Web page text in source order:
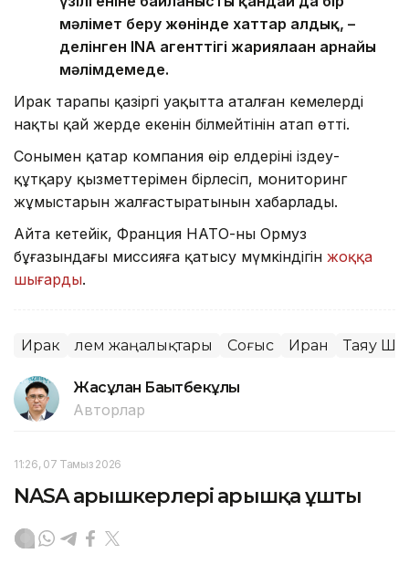
мәлімет беру жөнінде хаттар алдық, –
делінген INA агенттігі жариялаған арнайы
мәлімдемеде.
Ирак тарапы қазіргі уақытта аталған кемелердің
нақты қай жерде екенін білмейтінін атап өтті.
Сонымен қатар компания өңір елдерінің іздеу-
құтқару қызметтерімен бірлесіп, мониторинг
жұмыстарын жалғастыратынын хабарлады.
Айта кетейік, Франция НАТО-ның Ормуз
бұғазындағы миссияға қатысу мүмкіндігін жоққа
шығарды.
Ирак Әлем жаңалықтары Соғыс Иран Таяу
Жасұлан Бақытбекұлы
Авторлар
11:26, 07 Тамыз 2026
NASA ғарышкерлері ғарышқа ұшты